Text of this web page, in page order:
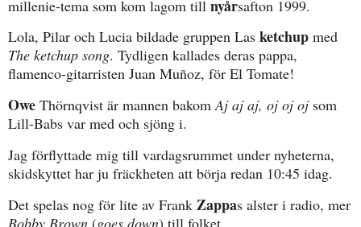
millenie-tema som kom lagom till nyårsafton 1999.
Lola, Pilar och Lucia bildade gruppen Las ketchup med
The ketchup song. Tydligen kallades deras pappa,
flamenco-gitarristen Juan Muñoz, för El Tomate!
Owe Thörnqvist är mannen bakomAj aj aj, oj oj ojsom
Lill-Babs var med och sjöng i.
Jag förflyttade mig till vardagsrummet under nyheterna,
skidskyttet har ju fräckheten att börja redan 10:45 idag.
Det spelas nog för lite av Frank Zappas alster i radio, mer
Bobby Brown (goes down) till folket.